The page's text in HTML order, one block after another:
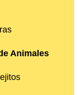
Animales